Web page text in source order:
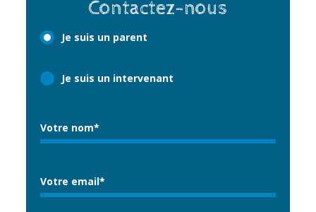
Contactez-nous
Je suis un parent
Je suis un intervenant